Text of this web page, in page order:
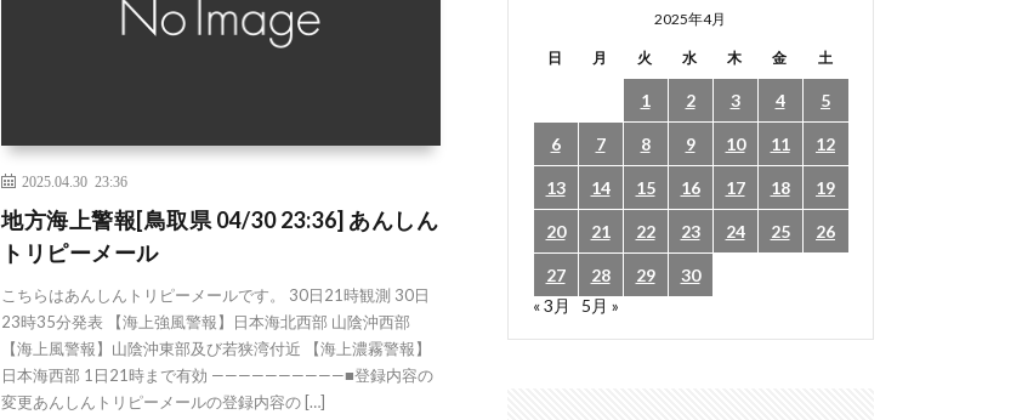
2025.04.30 23:36
地方海上警報[鳥取県 04/30 23:36] あんしん
トリピーメール
こちらはあんしんトリピーメールです。 30日21時観測 30日
23時35分発表 【海上強風警報】日本海北西部 山陰沖西部
【海上風警報】山陰沖東部及び若狭湾付近 【海上濃霧警報】
日本海西部 1日21時まで有効 ——————————■登録内容の
変更あんしんトリピーメールの登録内容の […]
2025年4月
日 月 火 水 木 金 土
1 2 3 4 5
6 7 8 9 10 11 12
13 14 15 16 17 18 19
20 21 22 23 24 25 26
27 28 29
30
« 3月
5月 »